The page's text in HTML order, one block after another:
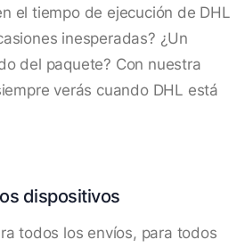
el tiempo de ejecución de DHL
inesperadas? ¿Un
del paquete? Con nuestra
verás cuando DHL está
dispositivos
todos los envíos, para todos